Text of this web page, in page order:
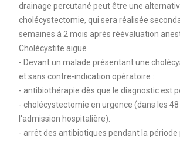
drainage percutané peut être une
cholécystectomie, qui sera réalisée
semaines à 2 mois après réévaluation
Cholécystite aiguë
- Devant un malade présentant une
et sans contre-indication opératoire :
- antibiothérapie dès que le diagnostic est
- cholécystectomie en urgence (dans les
l'admission hospitalière).
- arrêt des antibiotiques pendant la période